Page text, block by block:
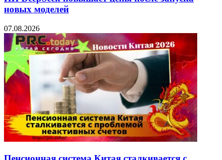
новых моделей
07.08.2026